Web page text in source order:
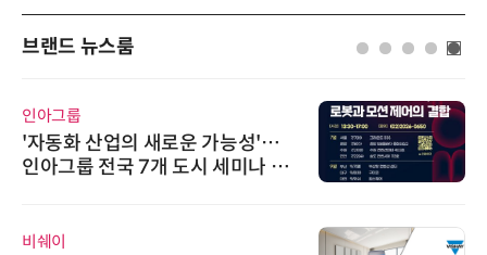
브랜드 뉴스룸
인아그룹
'자동화 산업의 새로운 가능성'…
인아그룹 전국 7개 도시 세미나 페
비쉐이